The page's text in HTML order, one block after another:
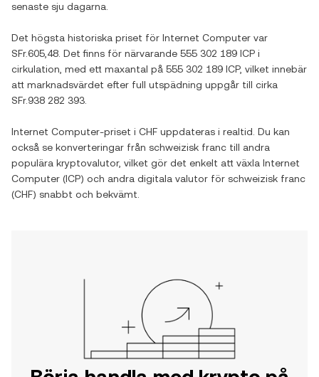
senaste sju dagarna.
Det högsta historiska priset för Internet Computer var
SFr.605,48 . Det finns för närvarande 555 302 189 ICP i
cirkulation, med ett maxantal på 555 302 189 ICP, vilket innebär
att marknadsvärdet efter full utspädning uppgår till cirka
SFr.938 282 393
Internet Computer-priset i CHF uppdateras i realtid. Du kan
också se konverteringar från schweizisk franc till andra
populära kryptovalutor, vilket gör det enkelt att växla Internet
Computer (ICP) och andra digitala valutor för schweizisk franc
(CHF) snabbt och bekvämt.